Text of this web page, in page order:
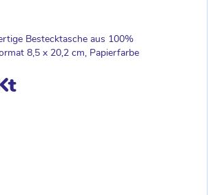
Bestecktasche aus 100%
8,5 x 20,2 cm, Papierfarbe